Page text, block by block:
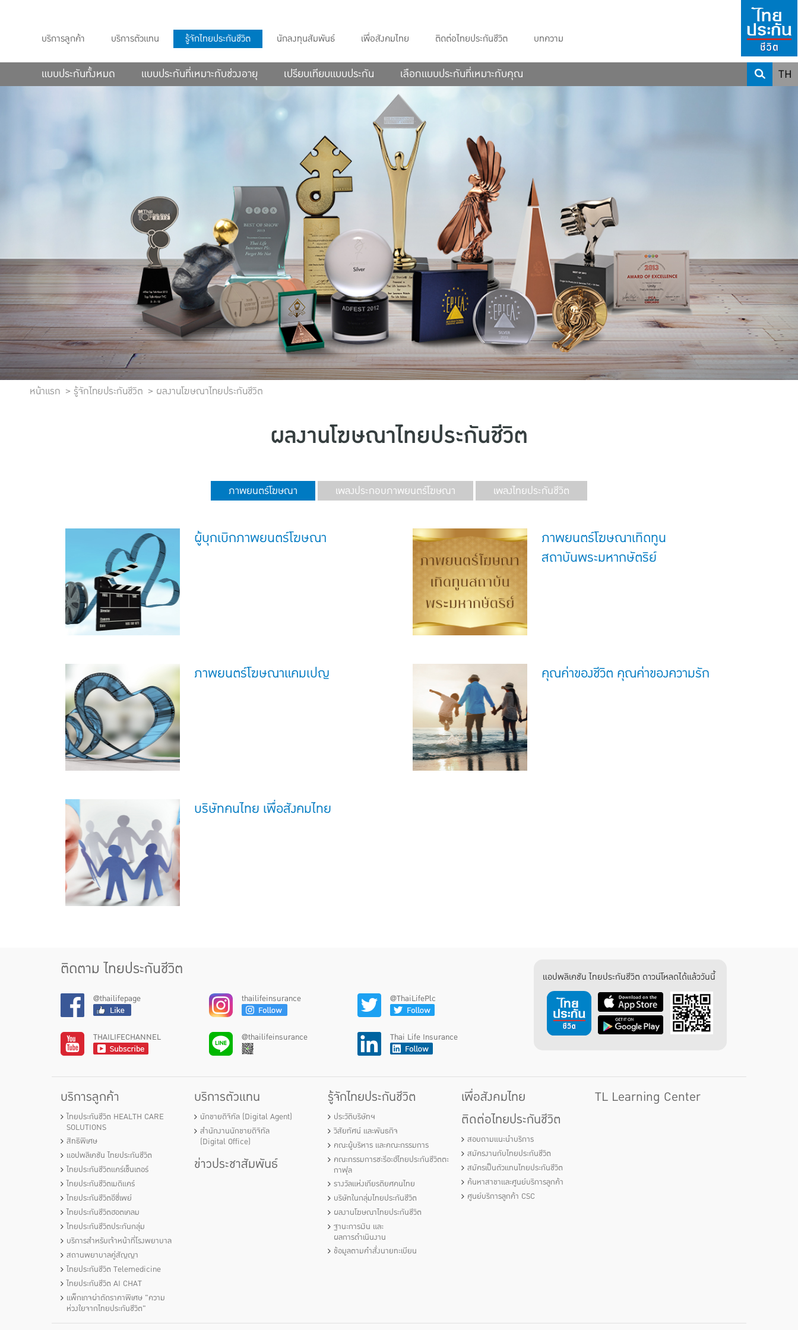
บริการลูกค้า บริการตัวแทน รู้จักไทยประกันชีวิต นักลงทุนสัมพันธ์ เพื่อสังคมไทย ติดต่อไทยประกันชีวิต บทความ
แบบประกันทั้งหมด แบบประกันที่เหมาะกับช่วงอายุ เปรียบเทียบแบบประกัน เลือกแบบประกันที่เหมาะกับคุณ TH
หน้าแรก รู้จักไทยประกันชีวิต ผลงานโฆษณาไทยประกันชีวิต
ผลงานโฆษณาไทยประกันชีวิต
ภาพยนตร์โฆษณา เพลงประกอบภาพยนตร์โฆษณา เพลงไทยประกันชีวิต
ผู้บุกเบิกภาพยนตร์โฆษณา
ภาพยนตร์โฆษณาเทิดทูน
สถาบันพระมหากษัตริย์
ภาพยนตร์โฆษณาแคมเปญ คุณค่าของชีวิต คุณค่าของความรัก
บริษัทคนไทย เพื่อสังคมไทย
ติดตาม ไทยประกันชีวิต
@thailifepage thailifeinsurance @ThaiLifePlc
THAILIFECHANNEL @thailifeinsurance Thai Life Insurance
แอปพลิเคชัน ไทยประกันชีวิต ดาวน์โหลดได้แล้ววันนี้
บริการลูกค้า
ไทยประกันชีวิต HEALTH CARE
SOLUTIONS
สิทธิพิเศษ
แอปพลิเคชัน ไทยประกันชีวิต
ไทยประกันชีวิตแคร์เซ็นเตอร์
ไทยประกันชีวิตเมดิแคร์
ไทยประกันชีวิตอีซี่เพย์
ไทยประกันชีวิตฮอตเคลม
ไทยประกันชีวิตประกันกลุ่ม
บริการสำหรับเจ้าหน้าที่โรงพยาบาล
สถานพยาบาลคู่สัญญา
ไทยประกันชีวิต Telemedicine
ไทยประกันชีวิต AI CHAT
แพ็กเกจผ่าตัดราคาพิเศษ "ความ
ห่วงใยจากไทยประกันชีวิต"
บริการตัวแทน
นักขายดิจิทัล (Digital Agent)
สำนักงานนักขายดิจิทัล
(Digital Office)
ข่าวประชาสัมพันธ์
รู้จักไทยประกันชีวิต
ประวัติบริษัทฯ
วิสัยทัศน์ และพันธกิจ
คณะผู้บริหาร และคณะกรรมการ
คณะกรรมการชะรีอะฮ์ไทยประกันชีวิตตะ
กาฟุล
รางวัลแห่งเกียรติยศคนไทย
บริษัทในกลุ่มไทยประกันชีวิต
ผลงานโฆษณาไทยประกันชีวิต
ฐานะการเงิน และ
ผลการดำเนินงาน
ข้อมูลตามคำสั่งนายทะเบียน
เพื่อสังคมไทย
ติดต่อไทยประกันชีวิต
สอบถามแนะนำบริการ
สมัครงานกับไทยประกันชีวิต
สมัครเป็นตัวแทนไทยประกันชีวิต
ค้นหาสาขาและศูนย์บริการลูกค้า
ศูนย์บริการลูกค้า CSC
TL Learning Center